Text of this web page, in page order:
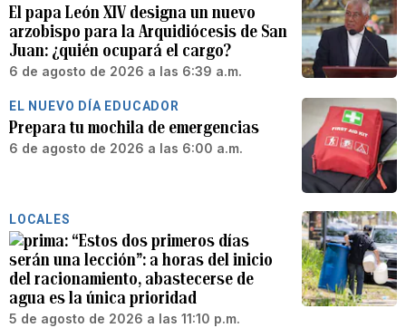
El papa León XIV designa un nuevo
arzobispo para la Arquidiócesis de San
Juan: ¿quién ocupará el cargo?
6 de agosto de 2026 a las 6:39 a.m.
EL NUEVO DÍA EDUCADOR
Prepara tu mochila de emergencias
6 de agosto de 2026 a las 6:00 a.m.
LOCALES
“Estos dos primeros días
serán una lección”: a horas del inicio
del racionamiento, abastecerse de
agua es la única prioridad
5 de agosto de 2026 a las 11:10 p.m.